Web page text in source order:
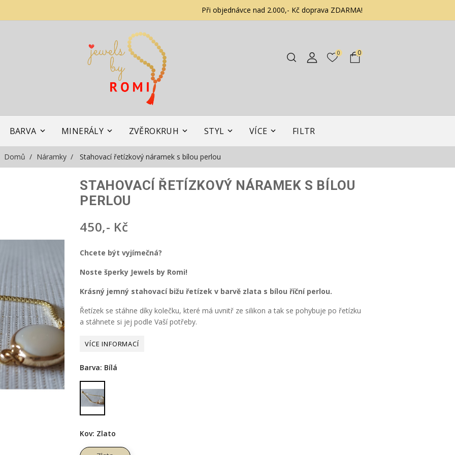
Při objednávce nad 2.000,- Kč doprava ZDARMA!
0
0
BARVA MINERÁLY ZVĚROKRUH STYL VÍCE FILTR
Domů Náramky Stahovací řetízkový náramek s bílou perlou
STAHOVACÍ ŘETÍZKOVÝ NÁRAMEK S BÍLOU
PERLOU
450,- Kč
Chcete být vyjímečná?
Noste šperky Jewels by Romi!
Krásný jemný stahovací bižu řetízek v barvě zlata s bílou říční perlou.
Řetízek se stáhne díky kolečku, které má uvnitř ze silikon a tak se pohybuje po řetízku
a stáhnete si jej podle Vaší potřeby.
Barva: Bílá
Bílá
Kov: Zlato